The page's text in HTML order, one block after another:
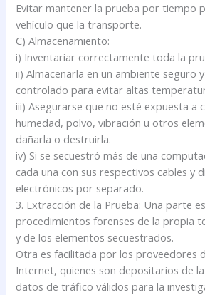
Evitar mantener la prueba por tiempo
vehículo que la transporte.
C) Almacenamiento:
i) Inventariar correctamente toda la
ii) Almacenarla en un ambiente seguro
controlado para evitar altas
iii) Asegurarse que no esté expuesta a
humedad, polvo, vibración u otros
dañarla o destruirla.
iv) Si se secuestró más de una
cada una con sus respectivos cables y
electrónicos por separado.
3. Extracción de la Prueba: Una parte
procedimientos forenses de la propia
y de los elementos secuestrados.
Otra es facilitada por los proveedores
Internet, quienes son depositarios de
datos de tráfico válidos para la